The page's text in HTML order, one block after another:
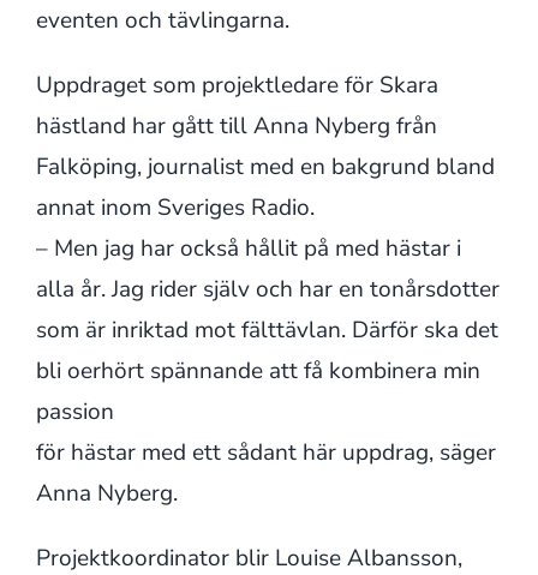
eventen och tävlingarna.
Uppdraget som projektledare för Skara
hästland har gått till Anna Nyberg från
Falköping, journalist med en bakgrund bland
annat inom Sveriges Radio.
– Men jag har också hållit på med hästar i
alla år. Jag rider själv och har en tonårsdotter
som är inriktad mot fälttävlan. Därför ska det
bli oerhört spännande att få kombinera min
passion
för hästar med ett sådant här uppdrag, säger
Anna Nyberg.
Projektkoordinator blir Louise Albansson,